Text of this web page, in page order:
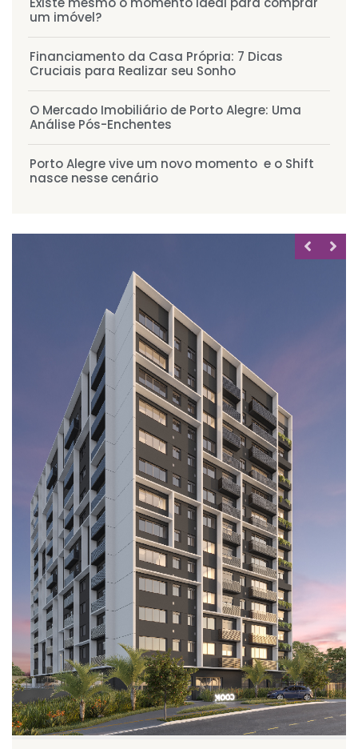
um imóvel?
Financiamento da Casa Própria: 7 Dicas
Cruciais para Realizar seu Sonho
O Mercado Imobiliário de Porto Alegre: Uma
Análise Pós-Enchentes
Porto Alegre vive um novo momento e o Shift
nasce nesse cenário
MIRADOURO
Santa Cecília 2235
66m² à 82m²